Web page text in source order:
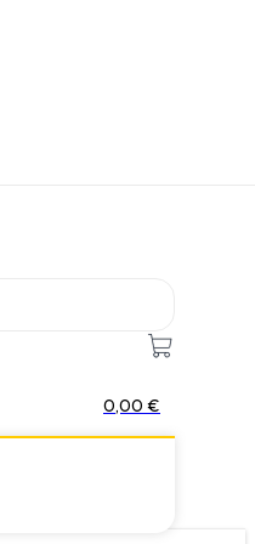
0,00 €